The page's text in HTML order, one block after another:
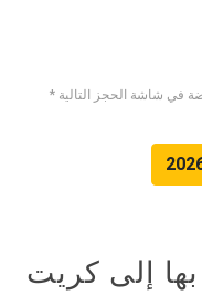
في شاشة الحجز التالية
إلى كريت